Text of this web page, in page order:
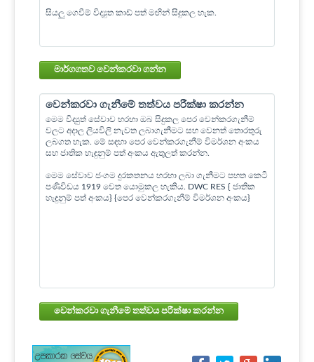
සියලු ගෙවීම් විද්‍යුත කාඩ් පත් මඟින් සිදුකල හැක.
මාර්ගගතව වෙන්කරවා ගන්න
වෙන්කරවා ගැනීමේ තත්වය පරීක්ෂා කරන්න
මෙම විද්‍යුත් සේවාව හරහා ඔබ සිදුකල පෙර වෙන්කරගැනීම්
වලට අදාල ලියවිලි නැවත ලබාගැනීමට සහ වෙනත් තොරතුරු
ලබගත හැක. මේ සඳහා පෙර වෙන්කරගැනීම් විමර්ශන අංකය
සහ ජාතික හැඳුනුම් පත් අංකය ඇතුලත් කරන්න.
මෙම සේවාව ජංගම දුරකතනය හරහා ලබා ගැනීමට පහත කෙටි
පණිවිඩය 1919 වෙත යොමුකල හැකිය. DWC RES { ජාතික
හැඳුනුම් පත් අංකය} {පෙර වෙන්කරගැනීම් විමර්ශන අංකය}
වෙන්කරවා ගැනීමේ තත්වය පරීක්ෂා කරන්න